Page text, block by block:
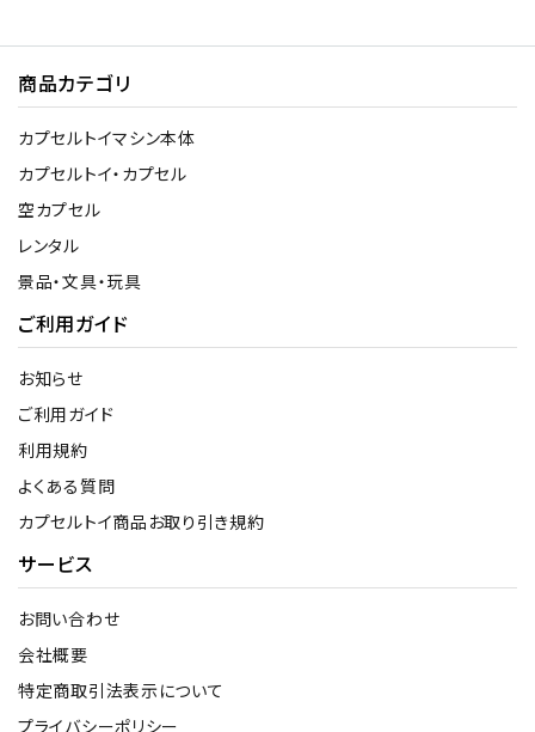
商品カテゴリ
カプセルトイマシン本体
カプセルトイ・カプセル
空カプセル
レンタル
景品・文具・玩具
ご利用ガイド
お知らせ
ご利用ガイド
利用規約
よくある質問
カプセルトイ商品お取り引き規約
サービス
お問い合わせ
会社概要
特定商取引法表示について
プライバシーポリシー